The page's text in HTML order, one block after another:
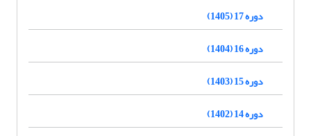
دوره 17 (1405)
دوره 16 (1404)
دوره 15 (1403)
دوره 14 (1402)